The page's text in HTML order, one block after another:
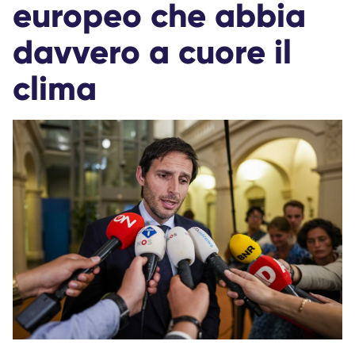
europeo che abbia
davvero a cuore il
clima